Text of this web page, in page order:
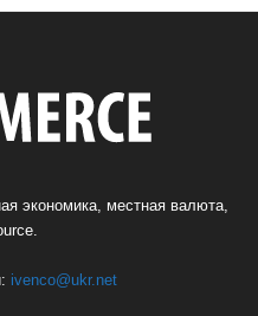
экономика, местная валюта,
ivenco@ukr.net